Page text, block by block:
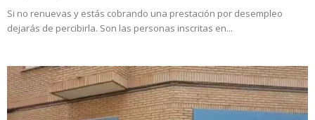
Si no renuevas y estás cobrando una prestación por desempleo
dejarás de percibirla. Son las personas inscritas en...